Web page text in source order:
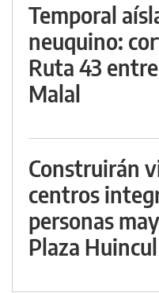
Temporal
neuquino:
Ruta 43
Malal
Construirán
centros
personas
Plaza Huincul